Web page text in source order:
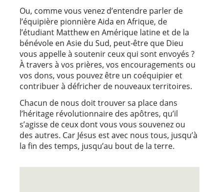
Ou, comme vous venez d’entendre parler de
l’équipière pionnière Aida en Afrique, de
l’étudiant Matthew en Amérique latine et de la
bénévole en Asie du Sud, peut-être que Dieu
vous appelle à soutenir ceux qui sont envoyés ?
À travers à vos prières, vos encouragements ou
vos dons, vous pouvez être un coéquipier et
contribuer à défricher de nouveaux territoires.
Chacun de nous doit trouver sa place dans
l’héritage révolutionnaire des apôtres, qu’il
s’agisse de ceux dont vous vous souvenez ou
des autres. Car Jésus est avec nous tous, jusqu’à
la fin des temps, jusqu’au bout de la terre.